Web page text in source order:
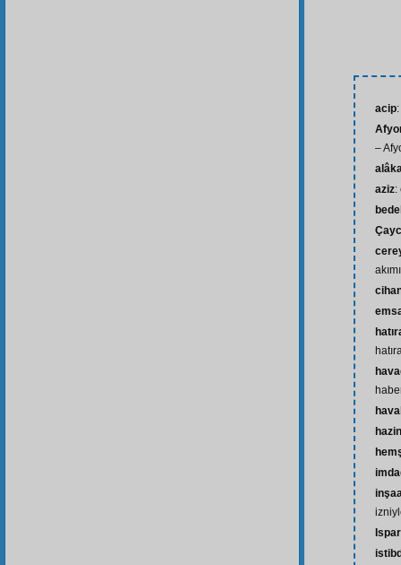
acip
–
aziz:
hazin